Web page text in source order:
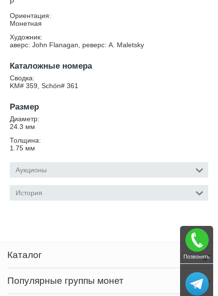
P
Ориентация:
Монетная
Художник:
аверс: John Flanagan, реверс: A. Maletsky
Каталожные номера
Сводка:
KM# 359, Schön# 361
Размер
Диаметр:
24.3 мм
Толщина:
1.75 мм
Аукционы
История
Каталог
Популярные группы монет
Позвонить